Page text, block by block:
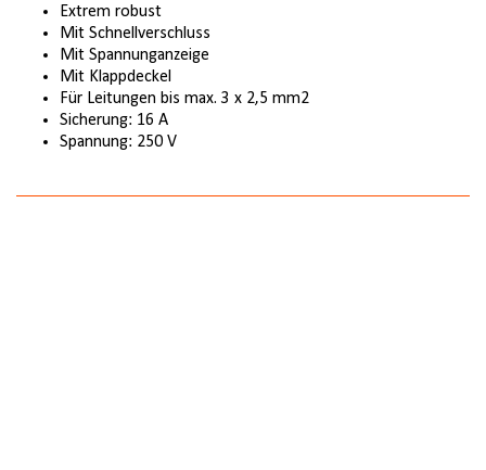
Extrem robust
Mit Schnellverschluss
Mit Spannunganzeige
Mit Klappdeckel
Für Leitungen bis max. 3 x 2,5 mm2
Sicherung: 16 A
Spannung: 250 V